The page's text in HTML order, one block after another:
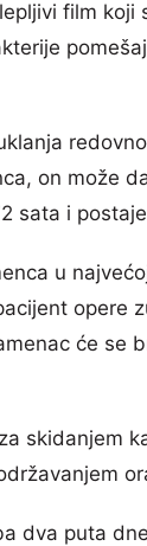
film koji
on može
sata i
u
opere
će se
skidanjem
dva puta